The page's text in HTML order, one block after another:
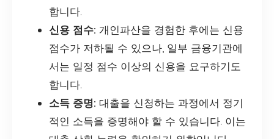
합니다.
신용 점수: 개인파산을 경험한 후에는 신용
점수가 저하될 수 있으나, 일부 금융기관에
서는 일정 점수 이상의 신용을 요구하기도
합니다.
소득 증명: 대출을 신청하는 과정에서 정기
적인 소득을 증명해야 할 수 있습니다. 이는